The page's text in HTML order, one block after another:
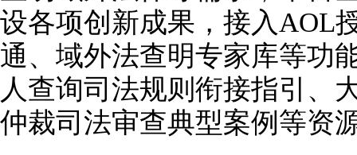
设各项创新成果，接入AOL
通、域外法查明专家库等功
人查询司法规则衔接指引、
仲裁司法审查典型案例等资